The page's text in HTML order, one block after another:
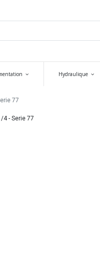
Hydraulique
77